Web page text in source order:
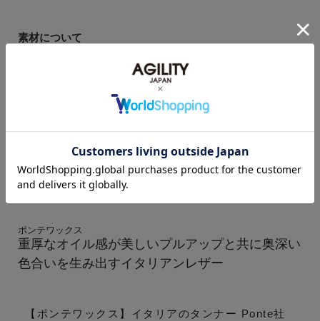
素材について
ポンテワックス
重厚なオイル感が美しいプルアップと共に奥深い
色合いを生み出すイタリアンレザー
【ポンテワックス】イタリアのタンナー Ponte社